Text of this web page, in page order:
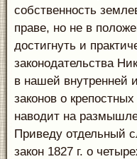
собственность
праве, но не в
достигнуть и
законодательства
в нашей внутренней
законов о
наводит на
Приведу отдельный
закон 1827 г. о